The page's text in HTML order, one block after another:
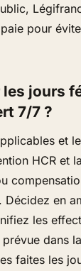
pour
jours
7/7 ?
et
HCR et
Décidez en
les
dans
faites les